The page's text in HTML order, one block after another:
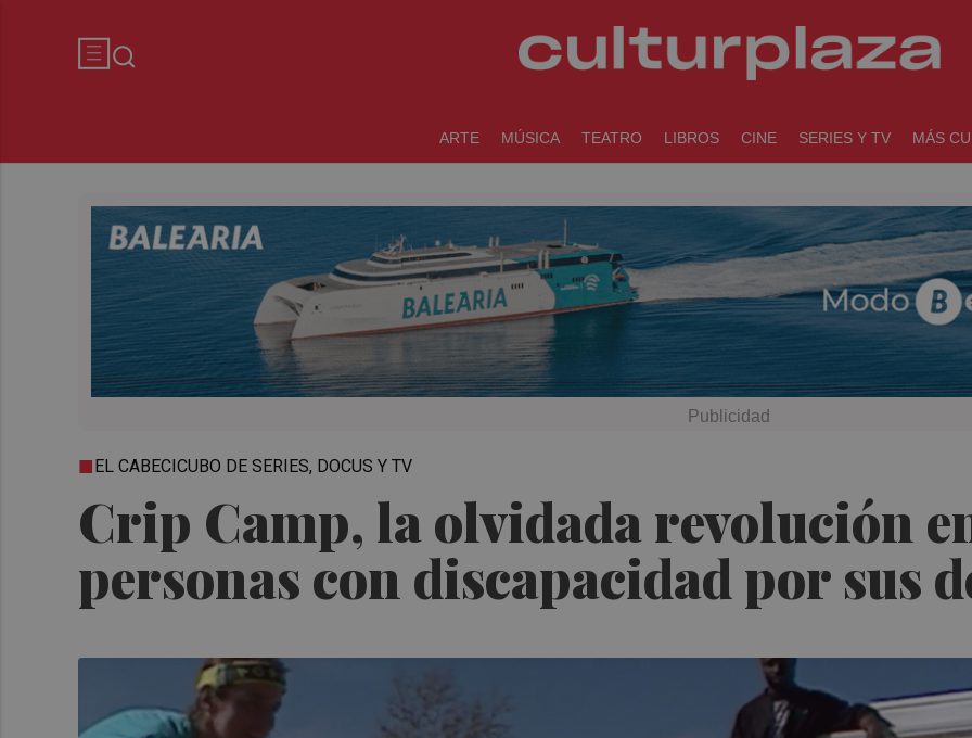
ARTE MÚSICA TEATRO LIBROS CINE SERIES Y TV MÁS
Crip Camp, la olvidada revolución
personas con discapacidad por sus
EL CABECICUBO DE SERIES, DOCUS Y TV